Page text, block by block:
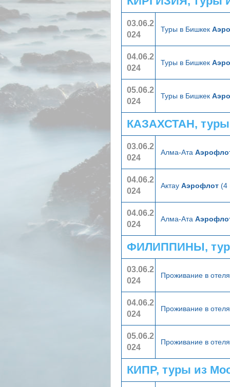
03.06.2
024
Туры в Бишкек
04.06.2
024
Туры в Бишкек
05.06.2
024
Туры в Бишкек
КАЗАХСТАН,
03.06.2
024
Алма-Ата
04.06.2
024
Актау Аэрофлот (4
04.06.2
024
Алма-Ата
ФИЛИППИНЫ,
03.06.2
024
Проживание в
04.06.2
024
Проживание в
05.06.2
024
Проживание в
КИПР, туры из